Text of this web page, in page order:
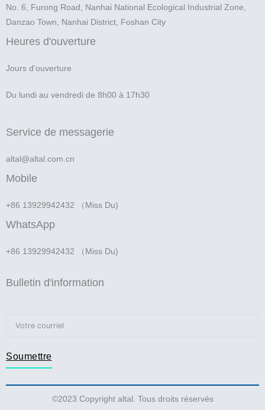
No. 6, Furong Road, Nanhai National Ecological Industrial Zone,
Danzao Town, Nanhai District, Foshan City
Heures d'ouverture
Jours d'ouverture
Du lundi au vendredi de 8h00 à 17h30
Service de messagerie
altal@altal.com.cn
Mobile
+86 13929942432 （Miss Du)
WhatsApp
+86 13929942432 （Miss Du)
Bulletin d'information
Soumettre
©2023 Copyright altal. Tous droits réservés